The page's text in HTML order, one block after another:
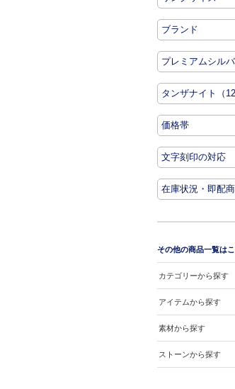
その他の商品一覧は
カテゴリーから探す
アイテムから探す
素材から探す
ストーンから探す